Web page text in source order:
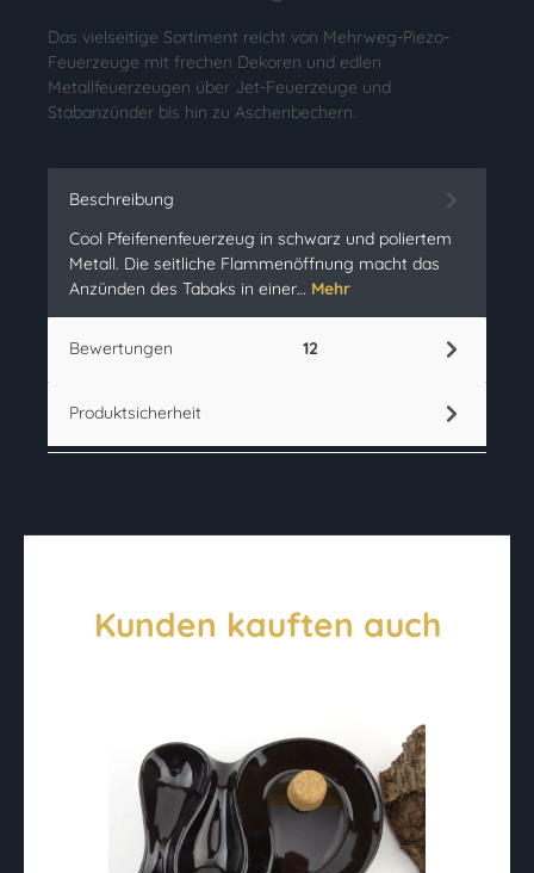
Das vielseitige Sortiment reicht von Mehrweg-Piezo-
Feuerzeuge mit frechen Dekoren und edlen
Metallfeuerzeugen über Jet-Feuerzeuge und
Stabanzünder bis hin zu Aschenbechern.
Beschreibung
Cool Pfeifenenfeuerzeug in schwarz und poliertem
Metall. Die seitliche Flammenöffnung macht das
Anzünden des Tabaks in einer… Mehr
Bewertungen 12
Produktsicherheit
Kunden kauften auch